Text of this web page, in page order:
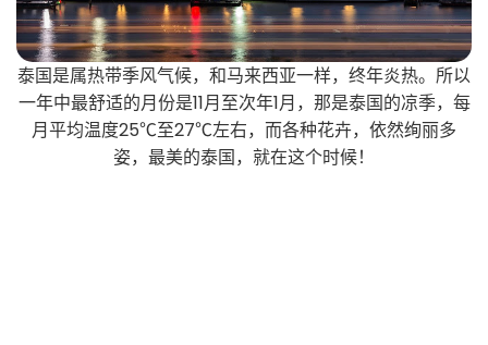
泰国是属热带季风气候，和马来西亚一样，终年炎热。所以
一年中最舒适的月份是11月至次年1月，那是泰国的凉季，每
月平均温度25℃至27℃左右，而各种花卉，依然绚丽多
姿，最美的泰国，就在这个时候！